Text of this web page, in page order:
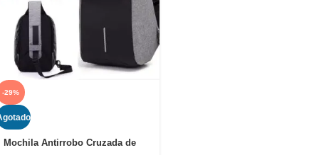
-29%
Mochila Antirrobo Cruzada de